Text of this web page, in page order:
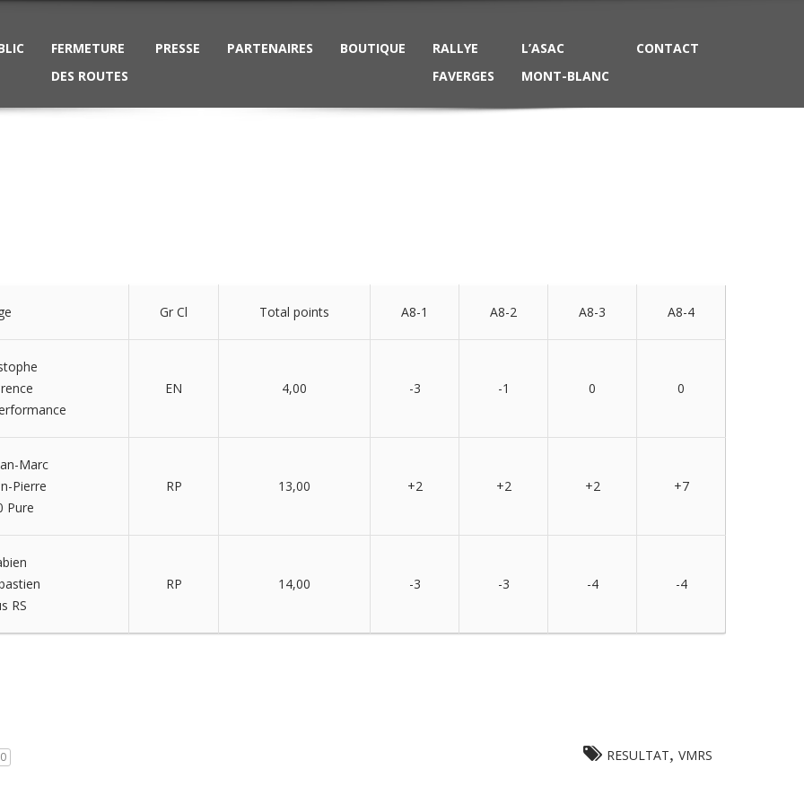
FERMETURE
DES ROUTES
PRESSE PARTENAIRES BOUTIQUE
RALLYE
FAVERGES
L’ASAC
MONT-BLANC
CONTACT
Gr Cl Total points A8-1 A8-2 A8-3 A8-4
EN 4,00 -3 -1 0 0
Marc
Pierre
Pure
RP 13,00 +2 +2 +2 +7
RS
RP 14,00 -3 -3 -4 -4
0 RESULTAT, VMRS